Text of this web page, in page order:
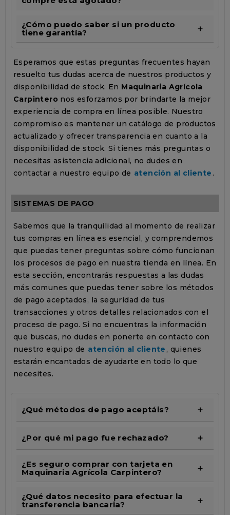
¿Cómo puedo saber si un producto
tiene garantía?
Esperamos que estas preguntas frecuentes hayan
resuelto tus dudas acerca de nuestros productos y
disponibilidad de stock. En Maquinaria Agrícola
Carpintero nos esforzamos por brindarte la mejor
experiencia de compra en línea posible. Nuestro
compromiso es mantener un catálogo de productos
actualizado y ofrecer transparencia en cuanto a la
disponibilidad de stock. Si tienes más preguntas o
necesitas asistencia adicional, no dudes en
contactar a nuestro equipo de atención al cliente .
SISTEMAS DE PAGO
Sabemos que la tranquilidad al momento de realizar
tus compras en línea es esencial, y comprendemos
que puedas tener preguntas sobre cómo funcionan
los procesos de pago en nuestra tienda en línea. En
esta sección, encontrarás respuestas a las dudas
más comunes que puedas tener sobre los métodos
de pago aceptados, la seguridad de tus
transacciones y otros detalles relacionados con el
proceso de pago. Si no encuentras la información
que buscas, no dudes en ponerte en contacto con
nuestro equipo de atención al cliente , quienes
estarán encantados de ayudarte en todo lo que
necesites.
¿Qué métodos de pago aceptáis?
¿Por qué mi pago fue rechazado?
¿Es seguro comprar con tarjeta en
Maquinaria Agrícola Carpintero?
¿Qué datos necesito para efectuar la
transferencia bancaria?